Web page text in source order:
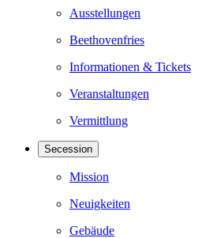
Ausstellungen
Beethovenfries
Informationen & Tickets
Veranstaltungen
Vermittlung
Secession
Mission
Neuigkeiten
Gebäude